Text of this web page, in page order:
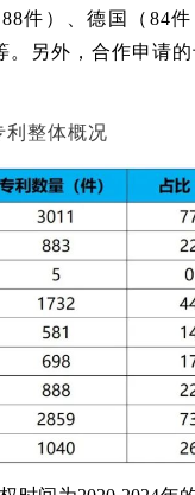
件）、德国（84
。另外，合作申请
利整体概况